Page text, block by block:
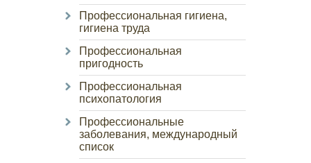
Профессиональная гигиена,
гигиена труда
Профессиональная
пригодность
Профессиональная
психопатология
Профессиональные
заболевания, международный
список